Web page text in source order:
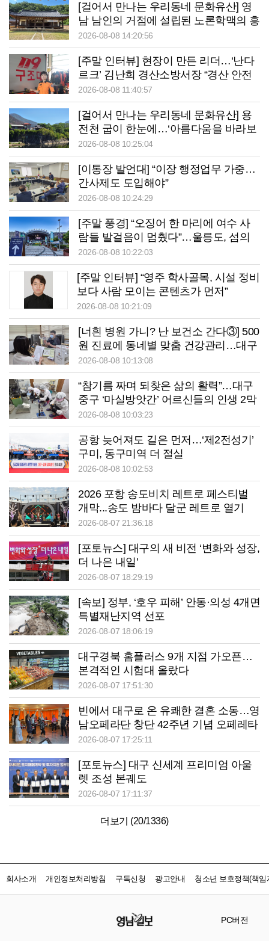
[걸어서 만나는 우리동네 문화유산] 영
남 남인의 거점에 설립된 노론학맥의 흥
암서원
2026-08-08 14:20:56
[주말 인터뷰] 현장이 만든 리더…‘난다
르크’ 김난희 경산소방서장 “경산 안전
책임지겠습니다”
2026-08-08 11:40:57
[걸어서 만나는 우리동네 문화유산] 용
전천 굽이 한눈에…‘아름다움을 바라보
는’ 청송 망미정
2026-08-08 10:25:04
[이통장 발언대] “이장 행정업무 가중…
간사제도 도입해야”
2026-08-08 10:24:29
[주말 풍경] “오징어 한 마리에 여수 사
람들 발걸음이 멈췄다”…울릉도, 섬의
날서 ‘통했다’
2026-08-08 10:22:03
[주말 인터뷰] “영주 학사골목, 시설 정비
보다 사람 모이는 콘텐츠가 먼저”
2026-08-08 10:21:09
[너흰 병원 가니? 난 보건소 간다③] 500
원 진료에 동네별 맞춤 건강관리…대구
중구보건소의 변신
2026-08-08 10:13:08
“참기름 짜며 되찾은 삶의 활력”…대구
중구 ‘마실방앗간’ 어르신들의 인생 2막
2026-08-08 10:03:23
공항 늦어져도 길은 먼저…‘제2전성기’
구미, 동구미역 더 절실
2026-08-08 10:02:53
2026 포항 송도비치 레트로 페스티벌
개막...송도 밤바다 달군 레트로 열기
2026-08-07 21:36:18
[포토뉴스] 대구의 새 비전 ‘변화와 성장,
더 나은 내일’
2026-08-07 18:29:19
[속보] 정부, ‘호우 피해’ 안동·의성 4개면
특별재난지역 선포
2026-08-07 18:06:19
대구경북 홈플러스 9개 지점 가오픈…
본격적인 시험대 올랐다
2026-08-07 17:51:30
빈에서 대구로 온 유쾌한 결혼 소동…영
남오페라단 창단 42주년 기념 오페레타
‘딸은 열, 아들은?’
2026-08-07 17:25:11
[포토뉴스] 대구 신세계 프리미엄 아울
렛 조성 본궤도
2026-08-07 17:11:37
더보기 (20/1336)
회사소개 개인정보처리방침 구독신청 광고안내 청소년 보호정책(책임
PC버전